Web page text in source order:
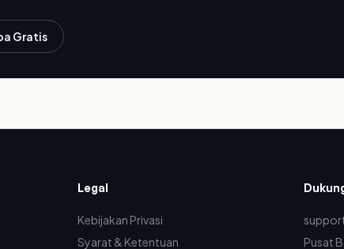
Gratis
Legal
Kebijakan Privasi
Syarat & Ketentuan
Pusat